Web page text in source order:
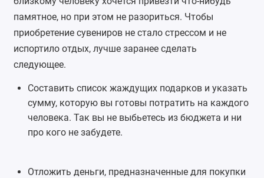
памятное, но при этом не разориться. Чтобы
приобретение сувениров не стало стрессом и не
испортило отдых, лучше заранее сделать
следующее.
Составить список жаждущих подарков и указать
сумму, которую вы готовы потратить на каждого
человека. Так вы не выбьетесь из бюджета и ни
про кого не забудете.
Отложить деньги, предназначенные для покупки